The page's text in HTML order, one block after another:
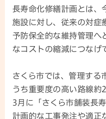
長寿命化修繕計画とは、
施設に対し、従来の対症
予防保全的な維持管理へ
なコストの縮減につなげ
さくら市では、管理す
うち重要度の高い路線
3月に「さくら市舗装長
計画的な工事発注や適正